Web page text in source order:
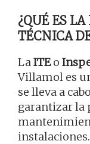
¿QUÉ ES
TÉCNICA
LaITEo
Villamol es
se lleva a
garantizar la
instalaciones.